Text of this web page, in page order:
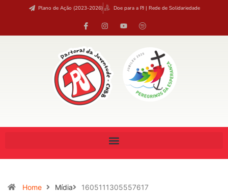
Plano de Ação (2023-2026) Doe para a PJ | Rede de Solidariedade
Home Mídia 1605111305557617